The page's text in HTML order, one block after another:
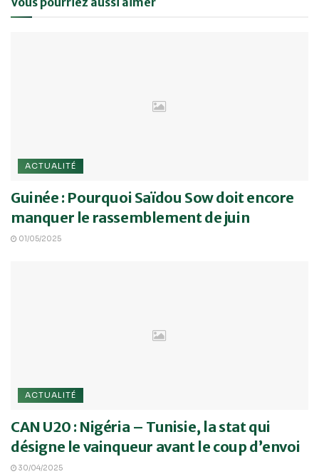
ACTUALITÉ
Guinée : Pourquoi Saïdou Sow doit encore
manquer le rassemblement de juin
01/05/2025
ACTUALITÉ
CAN U20 : Nigéria – Tunisie, la stat qui
désigne le vainqueur avant le coup d’envoi
30/04/2025